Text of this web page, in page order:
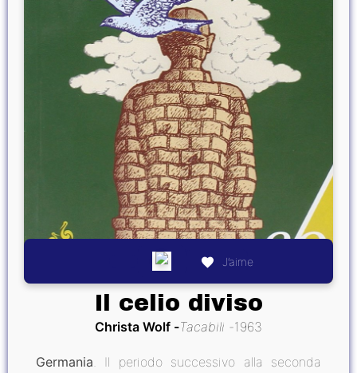
J’aime
Il celio diviso
Christa Wolf Tacabili 1963
Germania. Il periodo successivo alla seconda